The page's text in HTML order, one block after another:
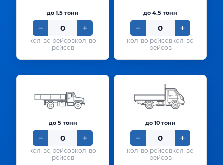
до 1.5 тонн
кол-во
рейсов
до 4.5 тонн
кол-во
рейсов
до 5 тонн
кол-во
рейсов
до 10 тонн
кол-во
рейсов